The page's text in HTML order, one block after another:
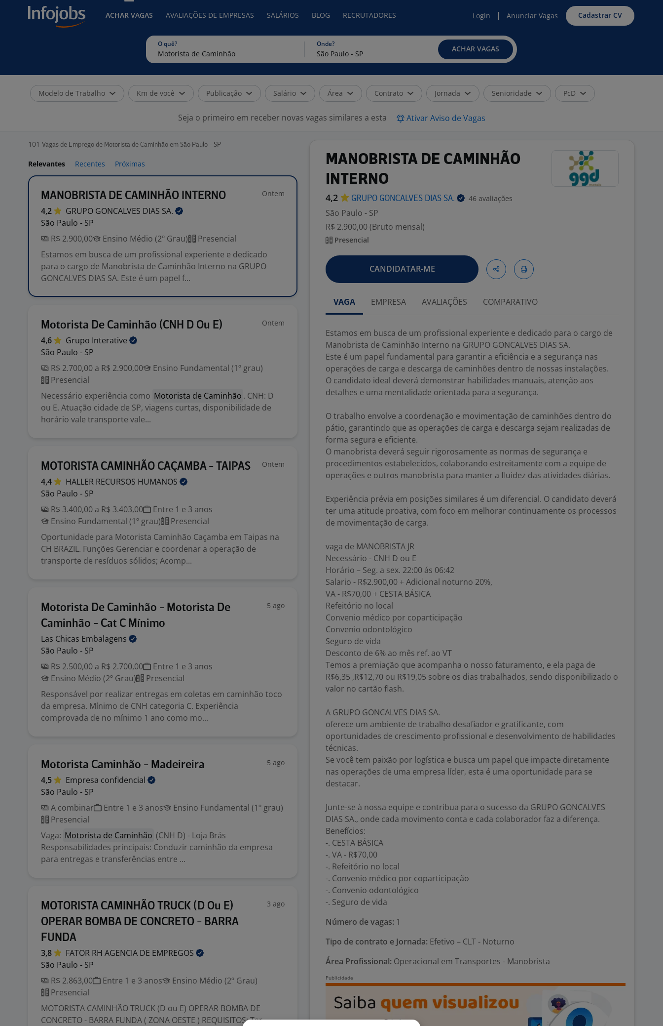
ACHAR VAGAS AVALIAÇÕES DE EMPRESAS SALÁRIOS BLOG RECRUTADORES Login Anunciar Vagas Cadastrar CV
O quê? Onde?
ACHAR VAGAS
Modelo de Trabalho Km de você Publicação Salário Área Contrato Jornada Senioridade PcD
Seja o primeiro em receber novas vagas similares a esta Ativar Aviso de Vagas
101 Vagas de Emprego de Motorista de Caminhão em São Paulo - SP
Relevantes Recentes Próximas
MANOBRISTA DE CAMINHÃO INTERNO Ontem
4,2 GRUPO GONCALVES DIAS SA.
São Paulo - SP
R$ 2.900,00
Ensino Médio (2º Grau)
Presencial
Estamos em busca de um profissional experiente e dedicado
para o cargo de Manobrista de Caminhão Interno na GRUPO
GONCALVES DIAS SA. Este é um papel f...
Motorista De Caminhão (CNH D Ou E) Ontem
4,6 Grupo Interative
São Paulo - SP
R$ 2.700,00 a R$ 2.900,00
Ensino Fundamental (1º grau)
Presencial
Necessário experiência como Motorista de Caminhão . CNH: D
ou E. Atuação cidade de SP, viagens curtas, disponibilidade de
horário vale transporte vale...
MOTORISTA CAMINHÃO CAÇAMBA - TAIPAS Ontem
4,4 HALLER RECURSOS HUMANOS
São Paulo - SP
R$ 3.400,00 a R$ 3.403,00
Entre 1 e 3 anos
Ensino Fundamental (1º grau)
Presencial
Oportunidade para Motorista Caminhão Caçamba em Taipas na
CH BRAZIL. Funções Gerenciar e coordenar a operação de
transporte de resíduos sólidos; Acomp...
Motorista De Caminhão - Motorista De
Caminhão - Cat C Mínimo
5 ago
Las Chicas Embalagens
São Paulo - SP
R$ 2.500,00 a R$ 2.700,00
Entre 1 e 3 anos
Ensino Médio (2º Grau)
Presencial
Responsável por realizar entregas em coletas em caminhão toco
da empresa. Mínimo de CNH categoria C. Experiência
comprovada de no mínimo 1 ano como mo...
Motorista Caminhão - Madeireira 5 ago
4,5 Empresa confidencial
São Paulo - SP
A combinar
Entre 1 e 3 anos
Ensino Fundamental (1º grau)
Presencial
Vaga: Motorista de Caminhão (CNH D) - Loja Brás
Responsabilidades principais: Conduzir caminhão da empresa
para entregas e transferências entre ...
MOTORISTA CAMINHÃO TRUCK (D Ou E)
OPERAR BOMBA DE CONCRETO - BARRA
FUNDA
3 ago
3,8 FATOR RH AGENCIA DE EMPREGOS
São Paulo - SP
R$ 2.863,00
Entre 1 e 3 anos
Ensino Médio (2º Grau)
Presencial
MOTORISTA CAMINHÃO TRUCK (D ou E) OPERAR BOMBA DE
CONCRETO - BARRA FUNDA ( ZONA OESTE ) REQUISITOS: Ter
MANOBRISTA DE CAMINHÃO
INTERNO
4,2 GRUPO GONCALVES DIAS SA. 46 avaliações
São Paulo - SP
R$ 2.900,00 (Bruto mensal)
Presencial
CANDIDATAR-ME
VAGA EMPRESA AVALIAÇÕES COMPARATIVO
Estamos em busca de um profissional experiente e dedicado para o cargo de
Manobrista de Caminhão Interno na GRUPO GONCALVES DIAS SA.
Este é um papel fundamental para garantir a eficiência e a segurança nas
operações de carga e descarga de caminhões dentro de nossas instalações.
O candidato ideal deverá demonstrar habilidades manuais, atenção aos
detalhes e uma mentalidade orientada para a segurança.
O trabalho envolve a coordenação e movimentação de caminhões dentro do
pátio, garantindo que as operações de carga e descarga sejam realizadas de
forma segura e eficiente.
O manobrista deverá seguir rigorosamente as normas de segurança e
procedimentos estabelecidos, colaborando estreitamente com a equipe de
operações e outros manobrista para manter a fluidez das atividades diárias.
Experiência prévia em posições similares é um diferencial. O candidato deverá
ter uma atitude proativa, com foco em melhorar continuamente os processos
de movimentação de carga.
vaga de MANOBRISTA JR
Necessário - CNH D ou E
Horário – Seg. a sex. 22:00 ás 06:42
Salario - R$2.900,00 + Adicional noturno 20%,
VA - R$70,00 + CESTA BÁSICA
Refeitório no local
Convenio médico por coparticipação
Convenio odontológico
Seguro de vida
Desconto de 6% ao mês ref. ao VT
Temos a premiação que acompanha o nosso faturamento, e ela paga de
R$6,35 ,R$12,70 ou R$19,05 sobre os dias trabalhados, sendo disponibilizado o
valor no cartão flash.
A GRUPO GONCALVES DIAS SA.
oferece um ambiente de trabalho desafiador e gratificante, com
oportunidades de crescimento profissional e desenvolvimento de habilidades
técnicas.
Se você tem paixão por logística e busca um papel que impacte diretamente
nas operações de uma empresa líder, esta é uma oportunidade para se
destacar.
Junte-se à nossa equipe e contribua para o sucesso da GRUPO GONCALVES
DIAS SA., onde cada movimento conta e cada colaborador faz a diferença.
Benefícios:
-. CESTA BÁSICA
-. VA - R$70,00
-. Refeitório no local
-. Convenio médico por coparticipação
-. Convenio odontológico
-. Seguro de vida
Número de vagas: 1
Tipo de contrato e Jornada: Efetivo – CLT - Noturno
Área Profissional: Operacional em Transportes - Manobrista